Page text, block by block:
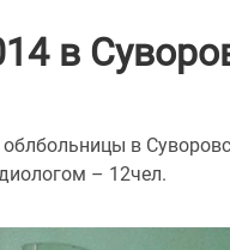
в
в
– 12чел.